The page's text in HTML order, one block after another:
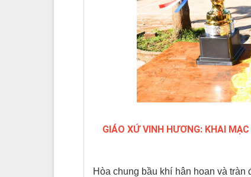
GIÁO XỨ VINH HƯƠNG: KHAI
Hòa chung bầu khí hân hoan và